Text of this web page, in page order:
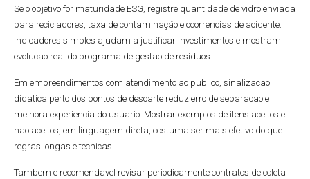
Se o objetivo for maturidade ESG, registre quantidade de vidro enviada
para recicladores, taxa de contaminação e ocorrencias de acidente.
Indicadores simples ajudam a justificar investimentos e mostram
evolucao real do programa de gestao de residuos.
Em empreendimentos com atendimento ao publico, sinalizacao
didatica perto dos pontos de descarte reduz erro de separacao e
melhora experiencia do usuario. Mostrar exemplos de itens aceitos e
nao aceitos, em linguagem direta, costuma ser mais efetivo do que
regras longas e tecnicas.
Tambem e recomendavel revisar periodicamente contratos de coleta